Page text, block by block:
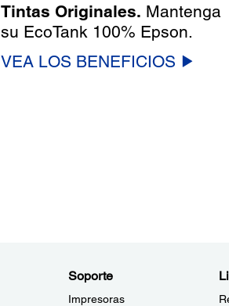
Tintas Originales. Mantenga
su EcoTank 100% Epson.
VEA LOS BENEFICIOS
Soporte
Impresoras